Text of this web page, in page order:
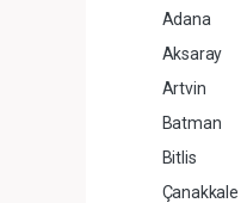
Adana
Aksaray
Artvin
Batman
Bitlis
Çanakkale